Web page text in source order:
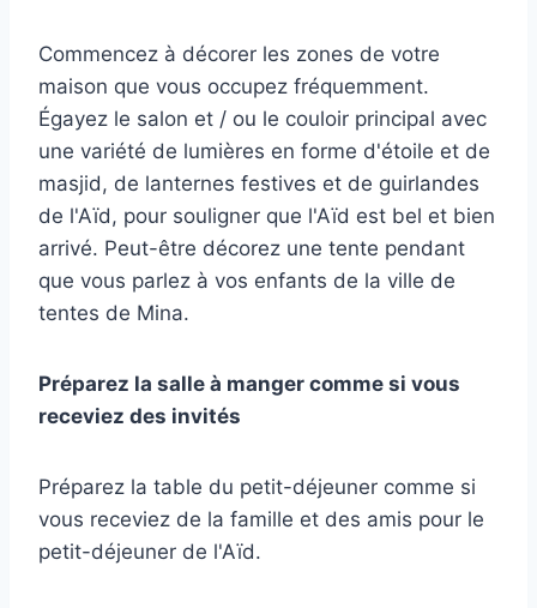
Commencez à décorer les zones de votre
maison que vous occupez fréquemment.
Égayez le salon et / ou le couloir principal avec
une variété de lumières en forme d'étoile et de
masjid, de lanternes festives et de guirlandes
de l'Aïd, pour souligner que l'Aïd est bel et bien
arrivé. Peut-être décorez une tente pendant
que vous parlez à vos enfants de la ville de
tentes de Mina.
Préparez la salle à manger comme si vous
receviez des invités
Préparez la table du petit-déjeuner comme si
vous receviez de la famille et des amis pour le
petit-déjeuner de l'Aïd.